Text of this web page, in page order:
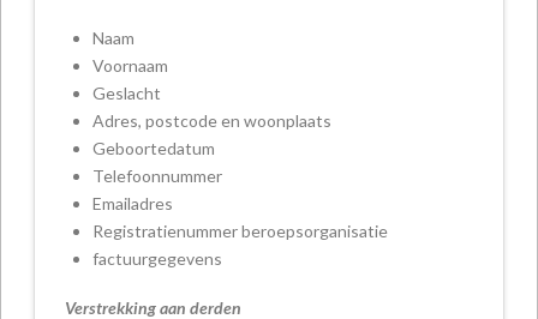
Naam
Voornaam
Geslacht
Adres, postcode en woonplaats
Geboortedatum
Telefoonnummer
Emailadres
Registratienummer beroepsorganisatie
factuurgegevens
Verstrekking aan derden